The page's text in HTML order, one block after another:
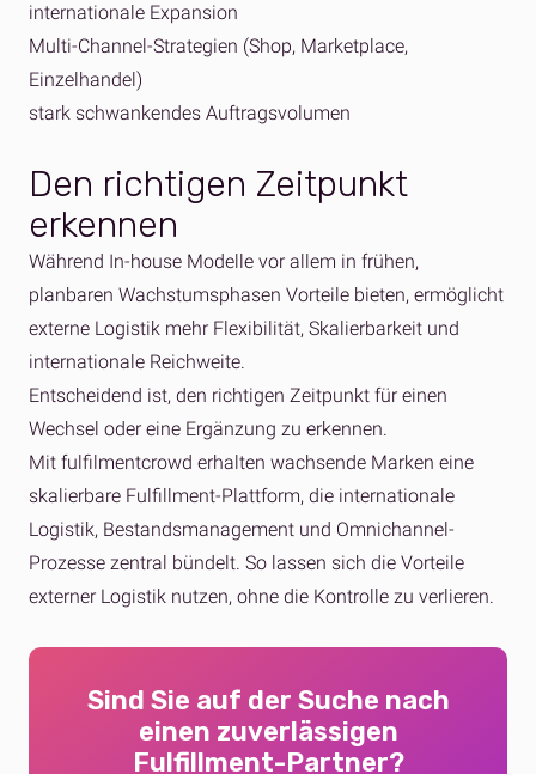
internationale Expansion
Multi-Channel-Strategien (Shop, Marketplace,
Einzelhandel)
stark schwankendes Auftragsvolumen
Den richtigen Zeitpunkt
erkennen
Während In-house Modelle vor allem in frühen,
planbaren Wachstumsphasen Vorteile bieten, ermöglicht
externe Logistik mehr Flexibilität, Skalierbarkeit und
internationale Reichweite.
Entscheidend ist, den richtigen Zeitpunkt für einen
Wechsel oder eine Ergänzung zu erkennen.
Mit fulfilmentcrowd erhalten wachsende Marken eine
skalierbare Fulfillment-Plattform, die internationale
Logistik, Bestandsmanagement und Omnichannel-
Prozesse zentral bündelt. So lassen sich die Vorteile
externer Logistik nutzen, ohne die Kontrolle zu verlieren.
Sind Sie auf der Suche nach
einen zuverlässigen
Fulfillment-Partner?